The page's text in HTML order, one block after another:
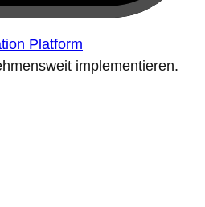
Platform
implementieren.